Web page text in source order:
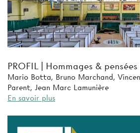
PROFIL | Hommages & pensées
Mario Botta, Bruno Marchand,
Parent, Jean Marc Lamunière
En savoir plus